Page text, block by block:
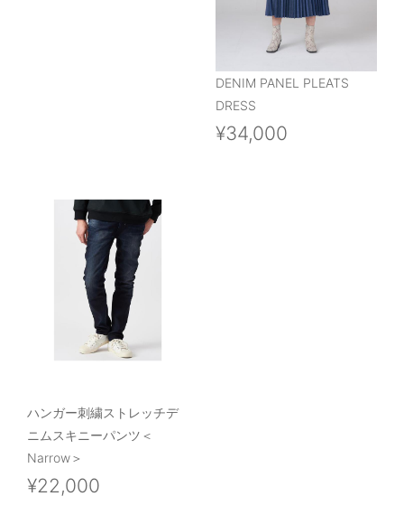
DENIM PANEL PLEATS
DRESS
¥34,000
ハンガー刺繍ストレッチデ
ニムスキニーパンツ＜
Narrow＞
¥22,000